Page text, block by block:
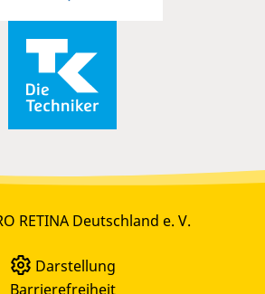
RETINA Deutschland e. V.
Darstellung
Barrierefreiheit